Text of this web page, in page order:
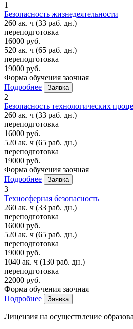
1
Безопасность жизнедеятельности
260 ак. ч (33 раб. дн.)
переподготовка
16000 руб.
520 ак. ч (65 раб. дн.)
переподготовка
19000 руб.
Форма обучения заочная
Подробнее
Заявка
2
Безопасность технологических
260 ак. ч (33 раб. дн.)
переподготовка
16000 руб.
520 ак. ч (65 раб. дн.)
переподготовка
19000 руб.
Форма обучения заочная
Подробнее
Заявка
3
Техносферная безопасность
260 ак. ч (33 раб. дн.)
переподготовка
16000 руб.
520 ак. ч (65 раб. дн.)
переподготовка
19000 руб.
1040 ак. ч (130 раб. дн.)
переподготовка
22000 руб.
Форма обучения заочная
Подробнее
Заявка
Лицензия на осуществление